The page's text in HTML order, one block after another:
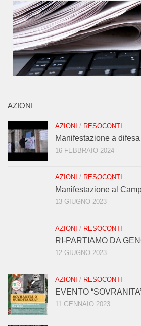
AZIONI
AZIONI / RESOCONTI
Manifestazione a
16 FEBBRAIO 2024
AZIONI / RESOCONTI
Manifestazione al
13 GIUGNO 2023
AZIONI / RESOCONTI
RI-PARTIAMO DA
12 GIUGNO 2023
AZIONI / RESOCONTI
EVENTO
11 GENNAIO 2023